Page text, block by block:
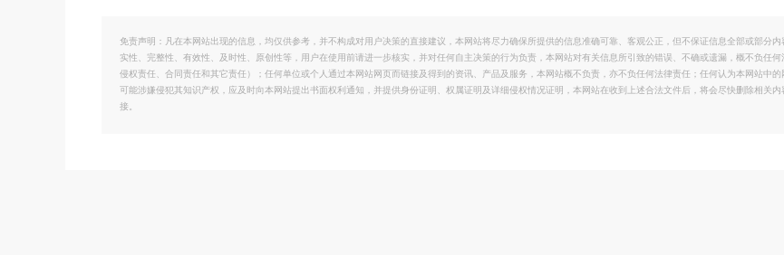
免责声明：凡在本网站出现的信息，均仅供参考，并不构成对用户决策的直接建议，本网站将尽力确保所提供的信息准确可靠、客观公正，但不保证信息全部或部分内
实性、完整性、有效性、及时性、原创性等，用户在使用前请进一步核实，并对任何自主决策的行为负责，本网站对有关信息所引致的错误、不确或遗漏，概不负任
侵权责任、合同责任和其它责任）；任何单位或个人通过本网站网页而链接及得到的资讯、产品及服务，本网站概不负责，亦不负任何法律责任；任何认为本网站中的
可能涉嫌侵犯其知识产权，应及时向本网站提出书面权利通知，并提供身份证明、权属证明及详细侵权情况证明，本网站在收到上述合法文件后，将会尽快删除相关内
接。